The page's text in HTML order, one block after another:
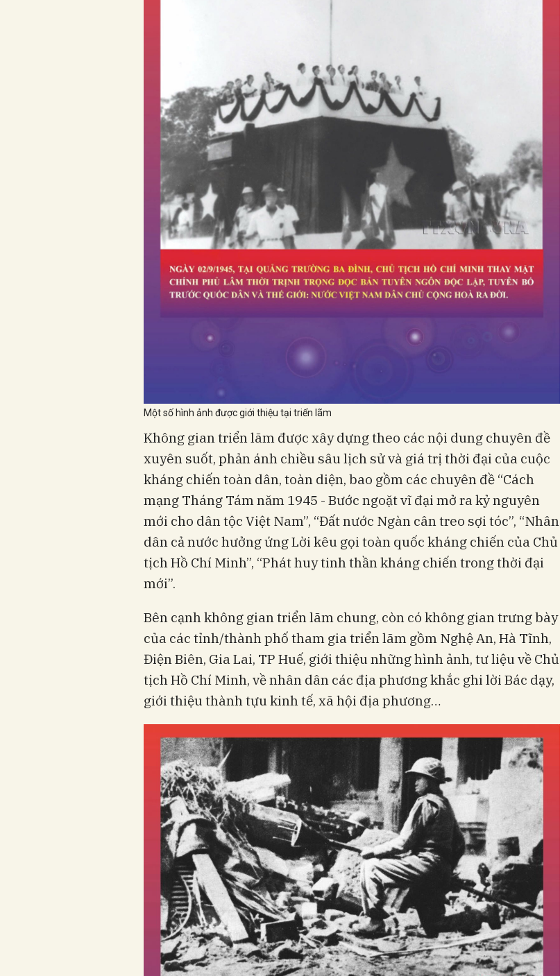
Một số hình ảnh được giới thiệu tại triển lãm
Không gian triển lãm được xây dựng theo các nội dung chuyên đề
xuyên suốt, phản ánh chiều sâu lịch sử và giá trị thời đại của cuộc
kháng chiến toàn dân, toàn diện, bao gồm các chuyên đề “Cách
mạng Tháng Tám năm 1945 - Bước ngoặt vĩ đại mở ra kỷ nguyên
mới cho dân tộc Việt Nam”, “Đất nước Ngàn cân treo sợi tóc”, “Nhân
dân cả nước hưởng ứng Lời kêu gọi toàn quốc kháng chiến của Chủ
tịch Hồ Chí Minh”, “Phát huy tinh thần kháng chiến trong thời đại
mới”.
Bên cạnh không gian triển lãm chung, còn có không gian trưng bày
của các tỉnh/thành phố tham gia triển lãm gồm Nghệ An, Hà Tĩnh,
Điện Biên, Gia Lai, TP Huế, giới thiệu những hình ảnh, tư liệu về Chủ
tịch Hồ Chí Minh, về nhân dân các địa phương khắc ghi lời Bác dạy,
giới thiệu thành tựu kinh tế, xã hội địa phương…